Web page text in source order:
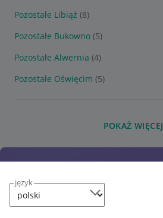
język
Pozostałe Libiąż (8)
Pozostałe Bukowno (5)
Pozostałe Alwernia (4)
Pozostałe Oświęcim (5)
POKAŻ WIĘCEJ